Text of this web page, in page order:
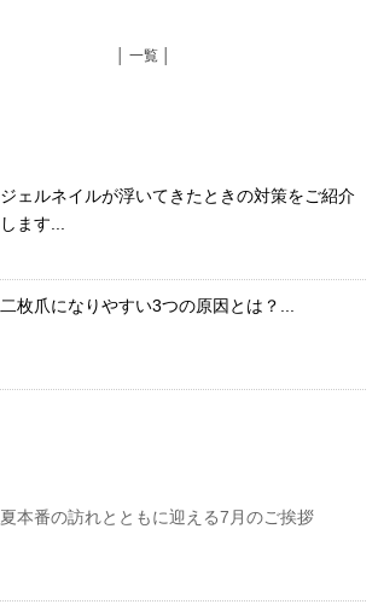
│ 一覧 │
ジェルネイルが浮いてきたときの対策をご紹介
します...
二枚爪になりやすい3つの原因とは？...
夏本番の訪れとともに迎える7月のご挨拶